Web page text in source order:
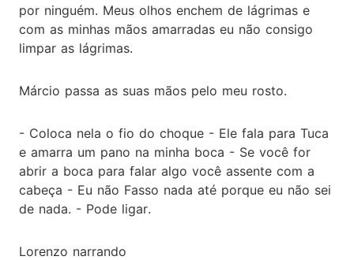
por ninguém. Meus olhos enchem de lágrimas e
com as minhas mãos amarradas eu não consigo
limpar as lágrimas.
Márcio passa as suas mãos pelo meu rosto.
- Coloca nela o fio do choque - Ele fala para Tuca
e amarra um pano na minha boca - Se você for
abrir a boca para falar algo você assente com a
cabeça - Eu não Fasso nada até porque eu não sei
de nada. - Pode ligar.
Lorenzo narrando